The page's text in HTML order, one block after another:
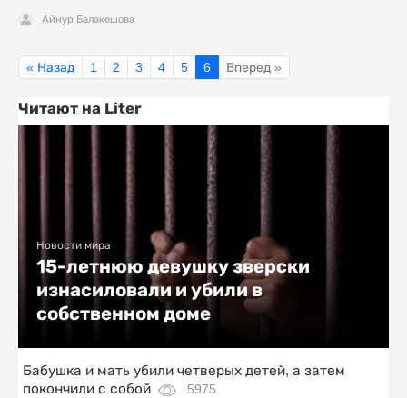
Айнур Балакешова
« Назад 1 2 3 4 5 6 Вперед »
Читают на Liter
Новости мира
15-летнюю девушку зверски
изнасиловали и убили в
собственном доме
Бабушка и мать убили четверых детей, а затем
покончили с собой
5975